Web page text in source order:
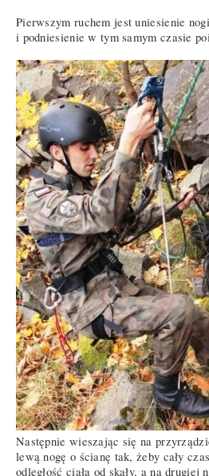
Pierwszym ruchem jest uniesienie
i podniesienie w tym samym czasie
Następnie wieszając się na
lewą nogę o ścianę tak, żeby cały
odległość ciała od skały, a na drugiej